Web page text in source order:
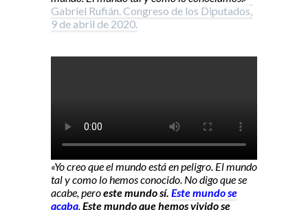
Gabriel Rufián. Congreso de los Diputados,
9 de abril de 2020.
«Yo creo que el mundo está en peligro. El mundo
tal y como lo hemos conocido. No digo que se
acabe, peroeste mundo sí. Este mundo se
acaba.Este mundo que hemos vivido se